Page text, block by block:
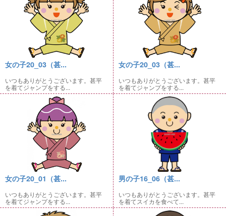
女の子20_03（甚...
いつもありがとうございます。甚平
を着てジャンプをする...
女の子20_03（甚...
いつもありがとうございます。甚平
を着てジャンプをする...
女の子20_01（甚...
いつもありがとうございます。甚平
を着てジャンプをする...
男の子16_06（甚...
いつもありがとうございます。甚平
を着てスイカを食べて...